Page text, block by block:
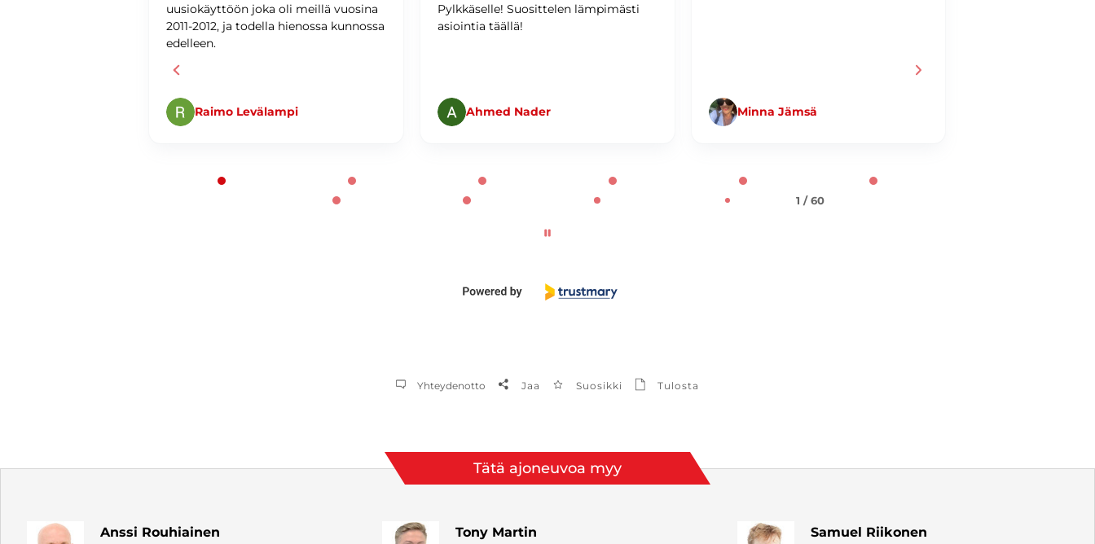
uusiokäyttöön joka oli meillä vuosina
2011-2012, ja todella hienossa kunnossa
edelleen.
Raimo Levälampi
Pylkkäselle! Suosittelen lämpimästi
asiointia täällä!
Ahmed Nader Minna Jämsä
1 / 60
Yhteydenotto Jaa Suosikki Tulosta
Tätä ajoneuvoa myy
Anssi Rouhiainen Tony Martin Samuel Riikonen